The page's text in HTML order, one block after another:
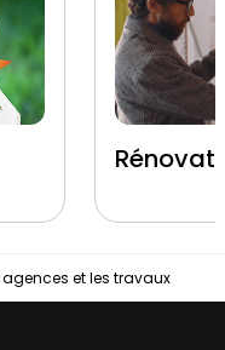
agences et les travaux